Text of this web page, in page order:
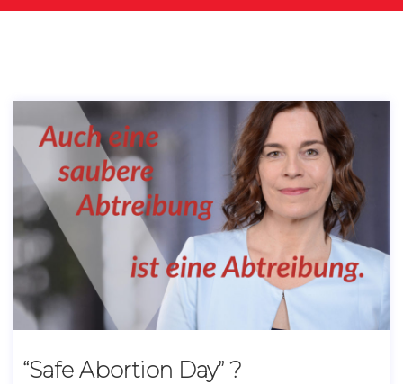
“Safe Abortion Day” ?